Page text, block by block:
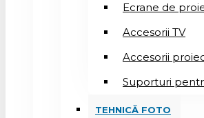
Ecrane de
Accesorii TV
Accesorii
Suporturi
TEHNICĂ FOTO